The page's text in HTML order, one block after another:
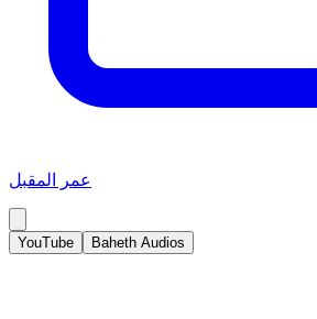
عمر المقبل
YouTube Baheth Audios